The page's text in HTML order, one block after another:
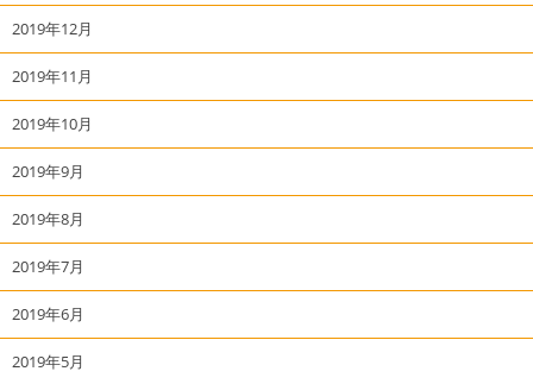
2019年12月
2019年11月
2019年10月
2019年9月
2019年8月
2019年7月
2019年6月
2019年5月